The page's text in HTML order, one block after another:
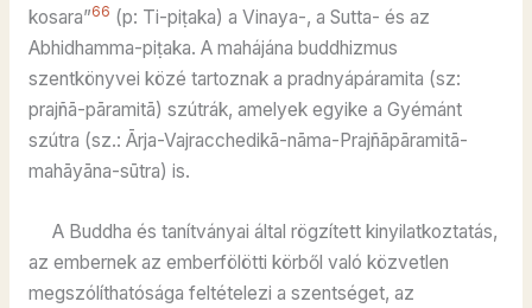
kosara”66 (p: Ti-piṭaka) a Vinaya-, a Sutta- és az
Abhidhamma-piṭaka. A mahájána buddhizmus
szentkönyvei közé tartoznak a pradnyápáramita (sz:
prajñā-pāramitā) szútrák, amelyek egyike a Gyémánt
szútra (sz.: Ārja-Vajracchedikā-nāma-Prajñāpāramitā-
mahāyāna-sūtra) is.
A Buddha és tanítványai által rögzített kinyilatkoztatás,
az embernek az emberfölötti körből való közvetlen
megszólíthatósága feltételezi a szentséget, az